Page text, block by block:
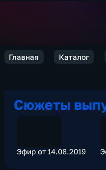
Главная Каталог
Сюжеты
Эфир от 14.08.2019